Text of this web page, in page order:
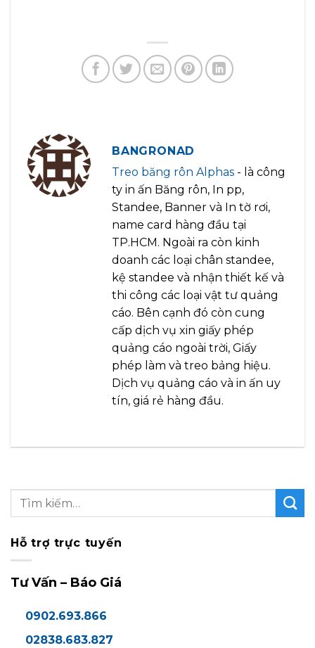
BANGRONAD
Treo băng rôn Alphas - là công
ty in ấn Băng rôn, In pp,
Standee, Banner và In tờ rơi,
name card hàng đầu tại
TP.HCM. Ngoài ra còn kinh
doanh các loại chân standee,
kệ standee và nhận thiết kế và
thi công các loại vật tư quảng
cáo. Bên cạnh đó còn cung
cấp dịch vụ xin giấy phép
quảng cáo ngoài trời, Giấy
phép làm và treo bảng hiệu.
Dịch vụ quảng cáo và in ấn uy
tín, giá rẻ hàng đầu.
Hỗ trợ trực tuyến
Tư Vấn – Báo Giá
0902.693.866
02838.683.827